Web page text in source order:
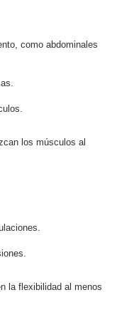
como abdominales
los músculos al
la flexibilidad al menos